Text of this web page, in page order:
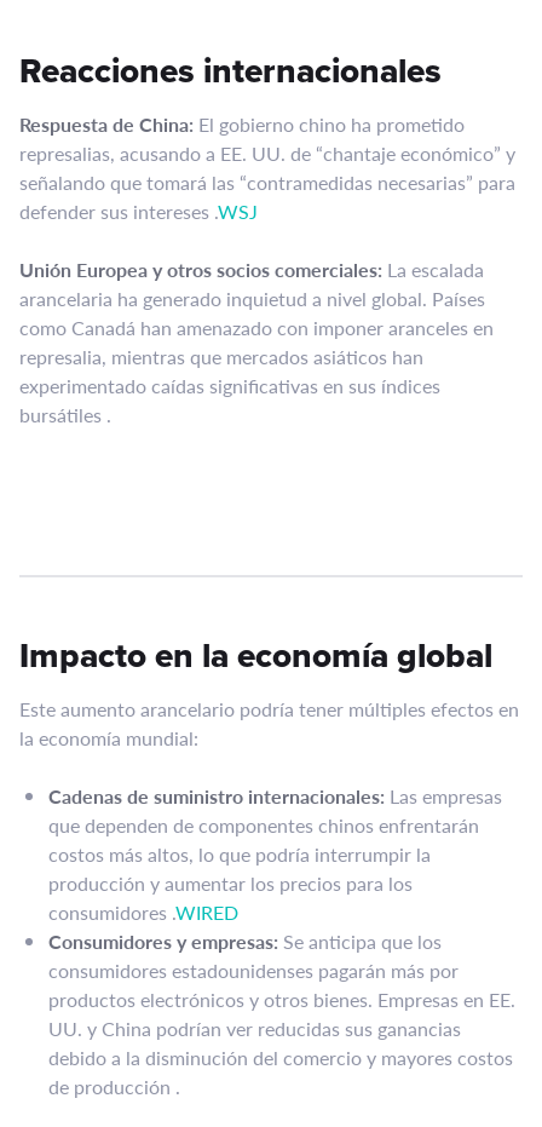
Reacciones internacionales
Respuesta de China: El gobierno chino ha prometido
represalias, acusando a EE. UU. de “chantaje económico” y
señalando que tomará las “contramedidas necesarias” para
defender sus intereses .​WSJ
Unión Europea y otros socios comerciales: La escalada
arancelaria ha generado inquietud a nivel global. Países
como Canadá han amenazado con imponer aranceles en
represalia, mientras que mercados asiáticos han
experimentado caídas significativas en sus índices
bursátiles .​
Impacto en la economía global
Este aumento arancelario podría tener múltiples efectos en
la economía mundial:​
Cadenas de suministro internacionales: Las empresas
que dependen de componentes chinos enfrentarán
costos más altos, lo que podría interrumpir la
producción y aumentar los precios para los
consumidores .​WIRED
Consumidores y empresas: Se anticipa que los
consumidores estadounidenses pagarán más por
productos electrónicos y otros bienes. Empresas en EE.
UU. y China podrían ver reducidas sus ganancias
debido a la disminución del comercio y mayores costos
de producción .​